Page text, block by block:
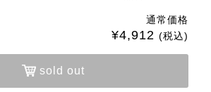
通常価格
¥4,912 (税込)
sold out